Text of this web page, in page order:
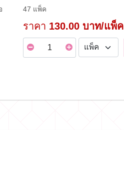
47 แพ็ค
ราคา 130.00 บาท/แพ็ค